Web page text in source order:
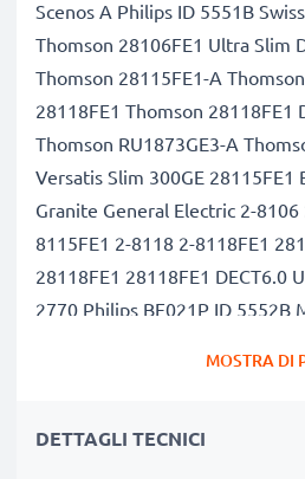
Scenos A Philips ID 5551B
Thomson 28106FE1 Ultra Slim
Thomson 28115FE1-A
28118FE1 Thomson 28118FE1
Thomson RU1873GE3-A
Versatis Slim 300GE 28115FE1
Granite General Electric 2-
8115FE1 2-8118 2-8118FE1
28118FE1 28118FE1 DECT6.0
2770 Philips BF021P ID 5552B
ed ha la stessa forma della
MOSTRA DI
DETTAGLI TECNICI